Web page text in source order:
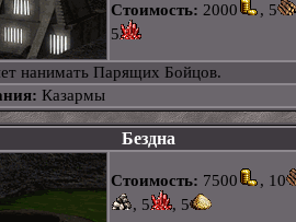
Стоимость: 2000
, 5
5
нанимать Парящих Бойцов.
Казармы
Бездна
Стоимость: 7500
, 10
, 5
, 5